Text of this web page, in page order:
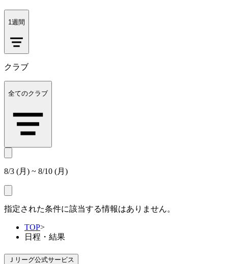
1週間
クラブ
全てのクラブ
8/3 (月) ~ 8/10 (月)
指定された条件に該当する情報はありません。
TOP>
日程・結果
Ｊリーグ公式サービス